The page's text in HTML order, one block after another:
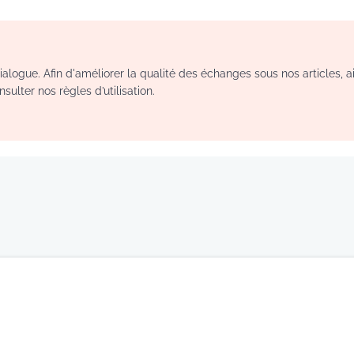
Afin d'améliorer la qualité des échanges sous nos articles,
nos règles d’utilisation.